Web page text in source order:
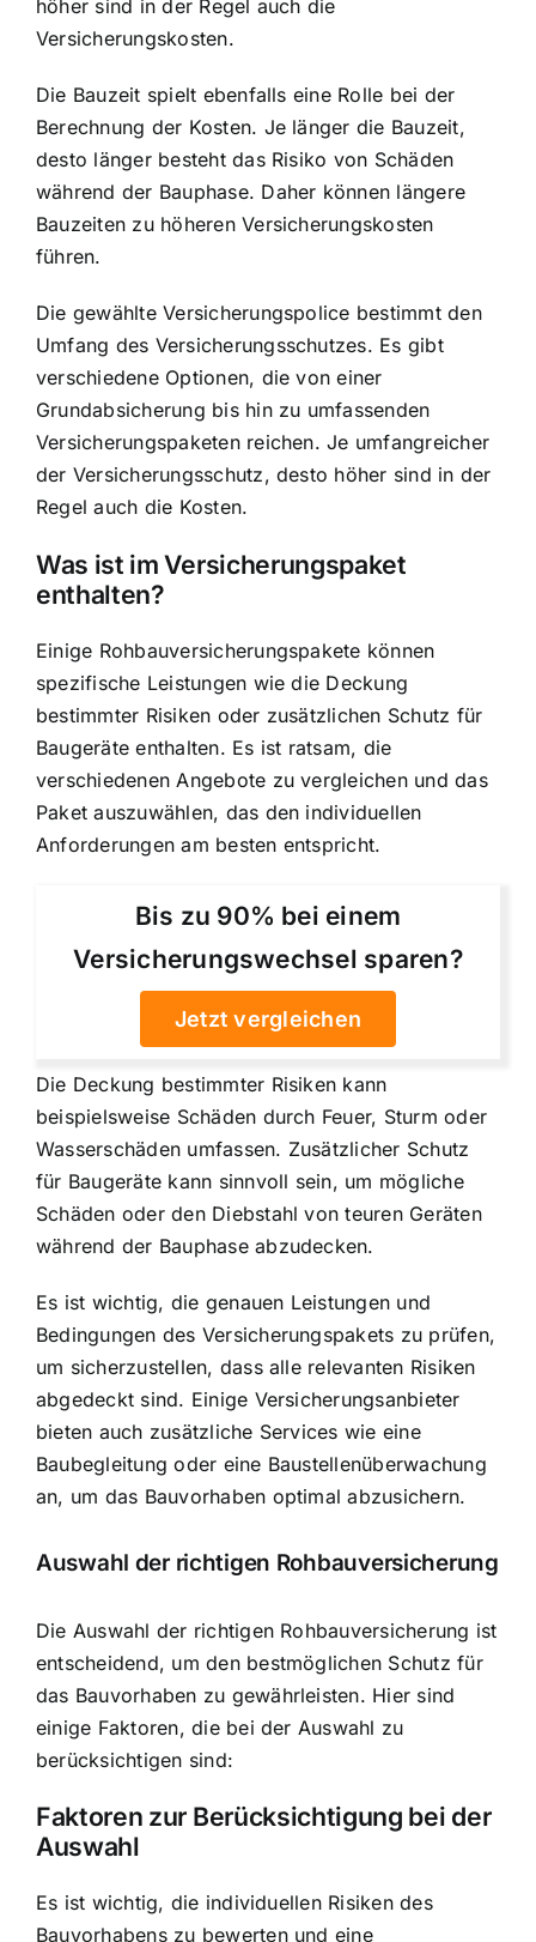
höher sind in der Regel auch die
Versicherungskosten.
Die Bauzeit spielt ebenfalls eine Rolle bei der
Berechnung der Kosten. Je länger die Bauzeit,
desto länger besteht das Risiko von Schäden
während der Bauphase. Daher können längere
Bauzeiten zu höheren Versicherungskosten
führen.
Die gewählte Versicherungspolice bestimmt den
Umfang des Versicherungsschutzes. Es gibt
verschiedene Optionen, die von einer
Grundabsicherung bis hin zu umfassenden
Versicherungspaketen reichen. Je umfangreicher
der Versicherungsschutz, desto höher sind in der
Regel auch die Kosten.
Was ist im Versicherungspaket
enthalten?
Einige Rohbauversicherungspakete können
spezifische Leistungen wie die Deckung
bestimmter Risiken oder zusätzlichen Schutz für
Baugeräte enthalten. Es ist ratsam, die
verschiedenen Angebote zu vergleichen und das
Paket auszuwählen, das den individuellen
Anforderungen am besten entspricht.
Bis zu 90% bei einem
Versicherungswechsel sparen?
Jetzt vergleichen
Die Deckung bestimmter Risiken kann
beispielsweise Schäden durch Feuer, Sturm oder
Wasserschäden umfassen. Zusätzlicher Schutz
für Baugeräte kann sinnvoll sein, um mögliche
Schäden oder den Diebstahl von teuren Geräten
während der Bauphase abzudecken.
Es ist wichtig, die genauen Leistungen und
Bedingungen des Versicherungspakets zu prüfen,
um sicherzustellen, dass alle relevanten Risiken
abgedeckt sind. Einige Versicherungsanbieter
bieten auch zusätzliche Services wie eine
Baubegleitung oder eine Baustellenüberwachung
an, um das Bauvorhaben optimal abzusichern.
Auswahl der richtigen Rohbauversicherung
Die Auswahl der richtigen Rohbauversicherung ist
entscheidend, um den bestmöglichen Schutz für
das Bauvorhaben zu gewährleisten. Hier sind
einige Faktoren, die bei der Auswahl zu
berücksichtigen sind:
Faktoren zur Berücksichtigung bei der
Auswahl
Es ist wichtig, die individuellen Risiken des
Bauvorhabens zu bewerten und eine